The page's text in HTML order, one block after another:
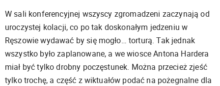
W sali konferencyjnej wszyscy zgromadzeni zaczynają od
uroczystej kolacji, co po tak doskonałym jedzeniu w
Ręszowie wydawać by się mogło… torturą. Tak jednak
wszystko było zaplanowane, a we wiosce Antona Hardera
miał być tylko drobny poczęstunek. Można przecież zjeść
tylko trochę, a część z wiktuałów podać na pożegnalne dla